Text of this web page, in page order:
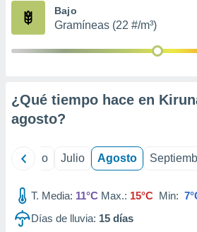
publicidad
1199
Bajo
Gramíneas (22 #/m³)
¿Qué tiempo hace en
agosto?
Junio Julio Agosto
T. Media: 11°C Max.: 15°C Min:
Días de lluvia: 15 días